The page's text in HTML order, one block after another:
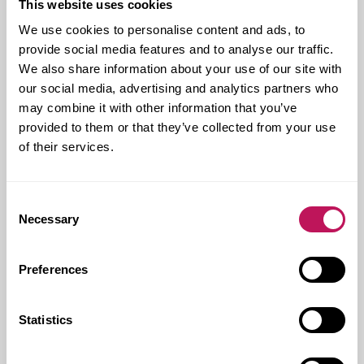
This website uses cookies
We use cookies to personalise content and ads, to
provide social media features and to analyse our traffic.
We also share information about your use of our site with
our social media, advertising and analytics partners who
may combine it with other information that you’ve
provided to them or that they’ve collected from your use
of their services.
Selection
Necessary
Preferences
Statistics
projektets framgång.